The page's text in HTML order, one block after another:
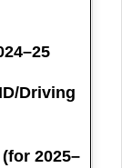
Driving
2025–